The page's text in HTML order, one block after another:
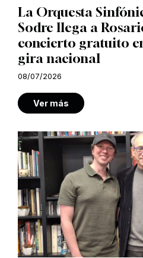
La Orquesta
Sodre llega a
concierto gratuito
gira nacional
08/07/2026
Ver más